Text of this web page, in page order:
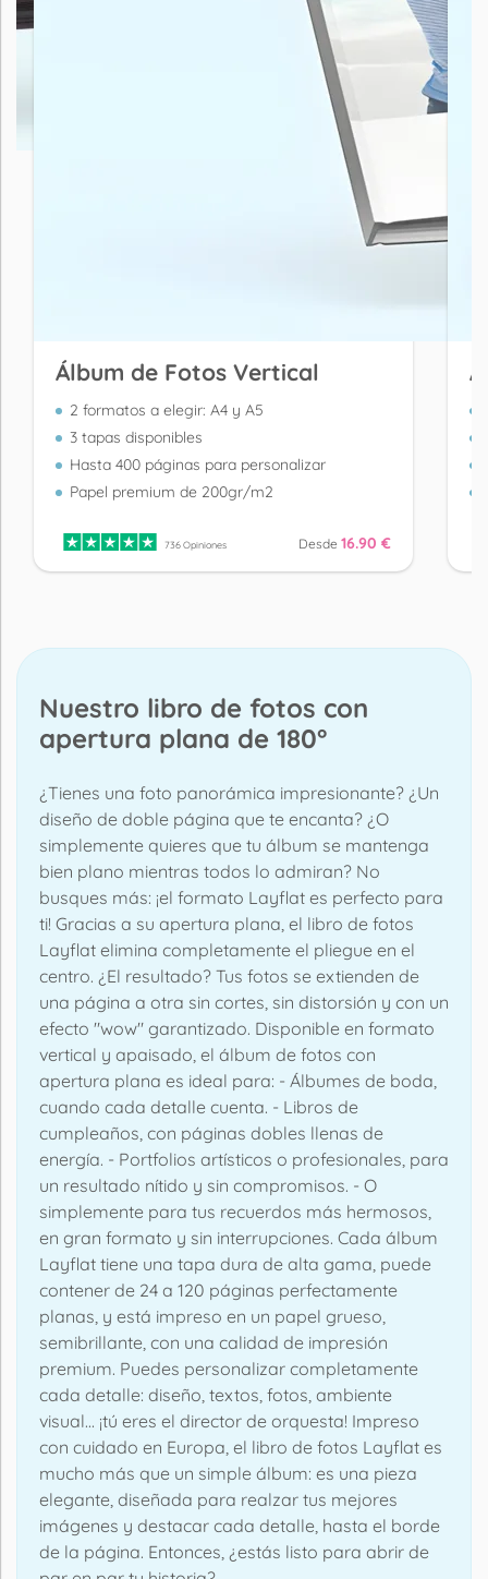
Álbum de Fotos Vertical
2 formatos a elegir: A4 y A5
3 tapas disponibles
Hasta 400 páginas para personalizar
Papel premium de 200gr/m2
736 Opiniones Desde 16.90 €
Nuestro libro de fotos con
apertura plana de 180°
¿Tienes una foto panorámica impresionante? ¿Un
diseño de doble página que te encanta? ¿O
simplemente quieres que tu álbum se mantenga
bien plano mientras todos lo admiran? No
busques más: ¡el formato Layflat es perfecto para
ti! Gracias a su apertura plana, el libro de fotos
Layflat elimina completamente el pliegue en el
centro. ¿El resultado? Tus fotos se extienden de
una página a otra sin cortes, sin distorsión y con un
efecto "wow" garantizado. Disponible en formato
vertical y apaisado, el álbum de fotos con
apertura plana es ideal para: - Álbumes de boda,
cuando cada detalle cuenta. - Libros de
cumpleaños, con páginas dobles llenas de
energía. - Portfolios artísticos o profesionales, para
un resultado nítido y sin compromisos. - O
simplemente para tus recuerdos más hermosos,
en gran formato y sin interrupciones. Cada álbum
Layflat tiene una tapa dura de alta gama, puede
contener de 24 a 120 páginas perfectamente
planas, y está impreso en un papel grueso,
semibrillante, con una calidad de impresión
premium. Puedes personalizar completamente
cada detalle: diseño, textos, fotos, ambiente
visual... ¡tú eres el director de orquesta! Impreso
con cuidado en Europa, el libro de fotos Layflat es
mucho más que un simple álbum: es una pieza
elegante, diseñada para realzar tus mejores
imágenes y destacar cada detalle, hasta el borde
de la página. Entonces, ¿estás listo para abrir de